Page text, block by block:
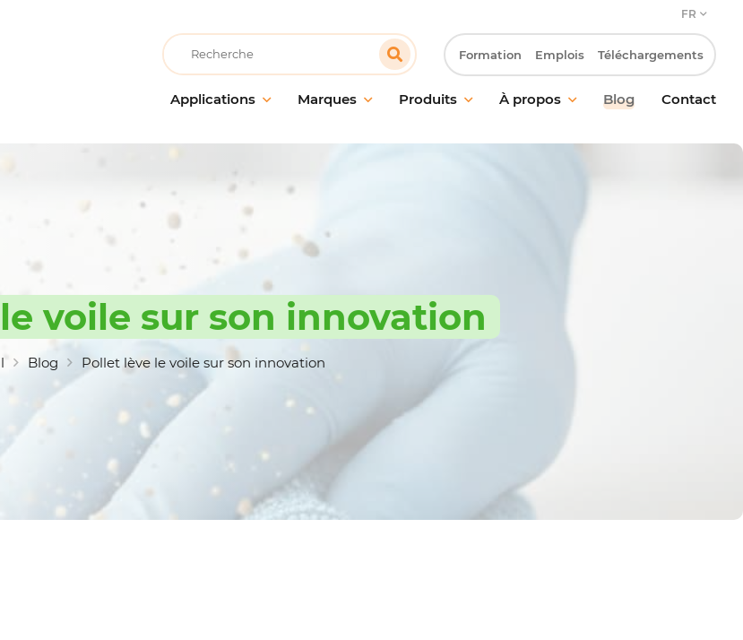
FR
Applications
Collectivités éducatives
Collectivités médicalisées
Cuisine & Atelier de
préparation alimentaire
Entretien des locaux
Grande distribution
alimentaire
Hébergement & restauration
Industrie non-alimentaire
Sociétés de nettoyage
Sanitaires
Marques
AllerClean
PolVita
PolTech
EchoClean
Caps
Produits
Entretien des sols
Désinfection
Hygiène des mains
Matériel de nettoyage et
À propos
Notre engagement
Blog Contact
Recherche Formation Emplois Téléchargements
voile sur son innovation
Blog Pollet lève le voile sur son innovation